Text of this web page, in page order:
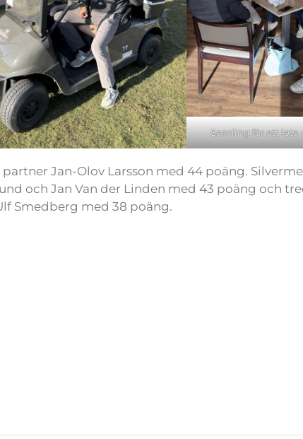
Samling för att leta
Jan-Olov Larsson med 44 poäng.
och Jan Van der Linden med 43 poäng och
Smedberg med 38 poäng.